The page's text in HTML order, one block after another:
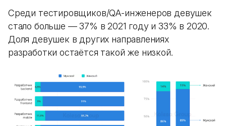
Среди тестировщиков/QA-инженеров девушек
стало больше — 37% в 2021 году и 33% в 2020.
Доля девушек в других направлениях
разработки остаётся такой же низкой.